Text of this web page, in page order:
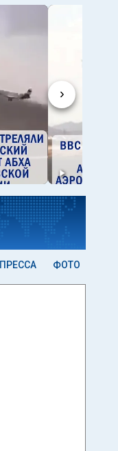
›
ПРЕССА ФОТО